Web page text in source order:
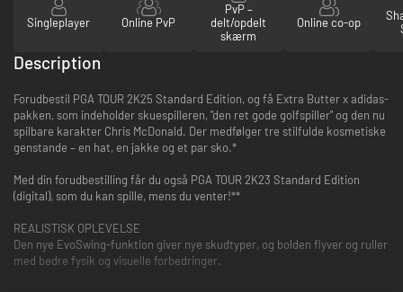
Singleplayer Online PvP
PvP –
delt/opdelt
skærm
Online co-op
Description
Forudbestil PGA TOUR 2K25 Standard Edition, og få Extra Butter x adidas-
pakken, som indeholder skuespilleren, "den ret gode golfspiller" og den nu
spilbare karakter Chris McDonald. Der medfølger tre stilfulde kosmetiske
genstande – en hat, en jakke og et par sko.*
Med din forudbestilling får du også PGA TOUR 2K23 Standard Edition
(digital), som du kan spille, mens du venter!**
REALISTISK OPLEVELSE
Den nye EvoSwing-funktion giver nye skudtyper, og bolden flyver og ruller
med bedre fysik og visuelle forbedringer.